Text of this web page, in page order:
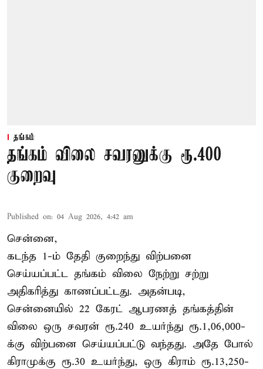
தங்கம்
தங்கம் விலை சவரனுக்கு ரூ.400
குறைவு
Published on: 04 Aug 2026, 4:42 am
சென்னை,
கடந்த 1-ம் தேதி குறைந்து விற்பனை
செய்யப்பட்ட தங்கம் விலை நேற்று சற்று
அதிகரித்து காணப்பட்டது. அதன்படி,
சென்னையில் 22 கேரட் ஆபரணத் தங்கத்தின்
விலை ஒரு சவரன் ரூ.240 உயர்ந்து ரூ.1,06,000-
க்கு விற்பனை செய்யப்பட்டு வந்தது. அதே போல்
கிராமுக்கு ரூ.30 உயர்ந்து, ஒரு கிராம் ரூ.13,250-